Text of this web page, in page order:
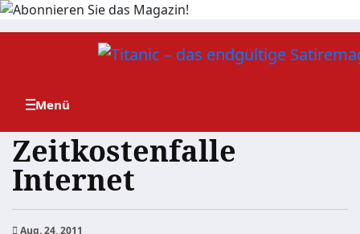
Zum
Zeitkostenfalle
Internet
Aug. 24, 2011